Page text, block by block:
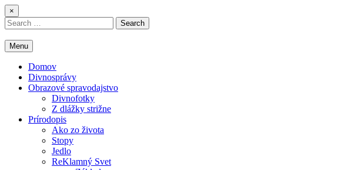
Skip
to
content
×
Search
for:
Menu
Domov
Divnosprávy
Obrazové spravodajstvo
Divnofotky
Z dlážky strižne
Prírodopis
Ako zo života
Stopy
Jedlo
ReKlamný Svet